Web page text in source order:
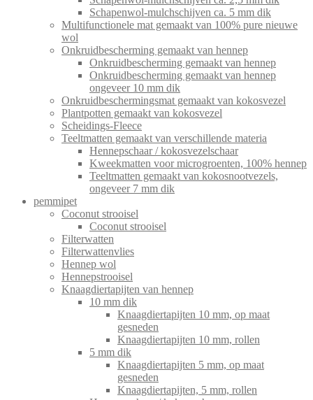
Schapenwol-mulchschijven ca. 5 mm dik
Multifunctionele mat gemaakt van 100% pure nieuwe
wol
Onkruidbescherming gemaakt van hennep
Onkruidbescherming gemaakt van hennep
Onkruidbescherming gemaakt van hennep
ongeveer 10 mm dik
Onkruidbeschermingsmat gemaakt van kokosvezel
Plantpotten gemaakt van kokosvezel
Scheidings-Fleece
Teeltmatten gemaakt van verschillende materia
Hennepschaar / kokosvezelschaar
Kweekmatten voor microgroenten, 100% hennep
Teeltmatten gemaakt van kokosnootvezels,
ongeveer 7 mm dik
pemmipet
Coconut strooisel
Coconut strooisel
Filterwatten
Filterwattenvlies
Hennep wol
Hennepstrooisel
Knaagdiertapijten van hennep
10 mm dik
Knaagdiertapijten 10 mm, op maat
gesneden
Knaagdiertapijten 10 mm, rollen
5 mm dik
Knaagdiertapijten 5 mm, op maat
gesneden
Knaagdiertapijten, 5 mm, rollen